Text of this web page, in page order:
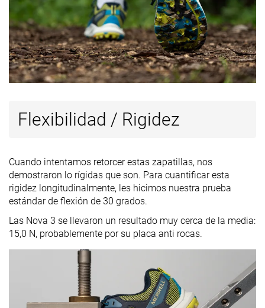
Flexibilidad / Rigidez
Cuando intentamos retorcer estas zapatillas, nos
demostraron lo rígidas que son. Para cuantificar esta
rigidez longitudinalmente, les hicimos nuestra prueba
estándar de flexión de 30 grados.
Las Nova 3 se llevaron un resultado muy cerca de la media:
15,0 N, probablemente por su placa anti rocas.